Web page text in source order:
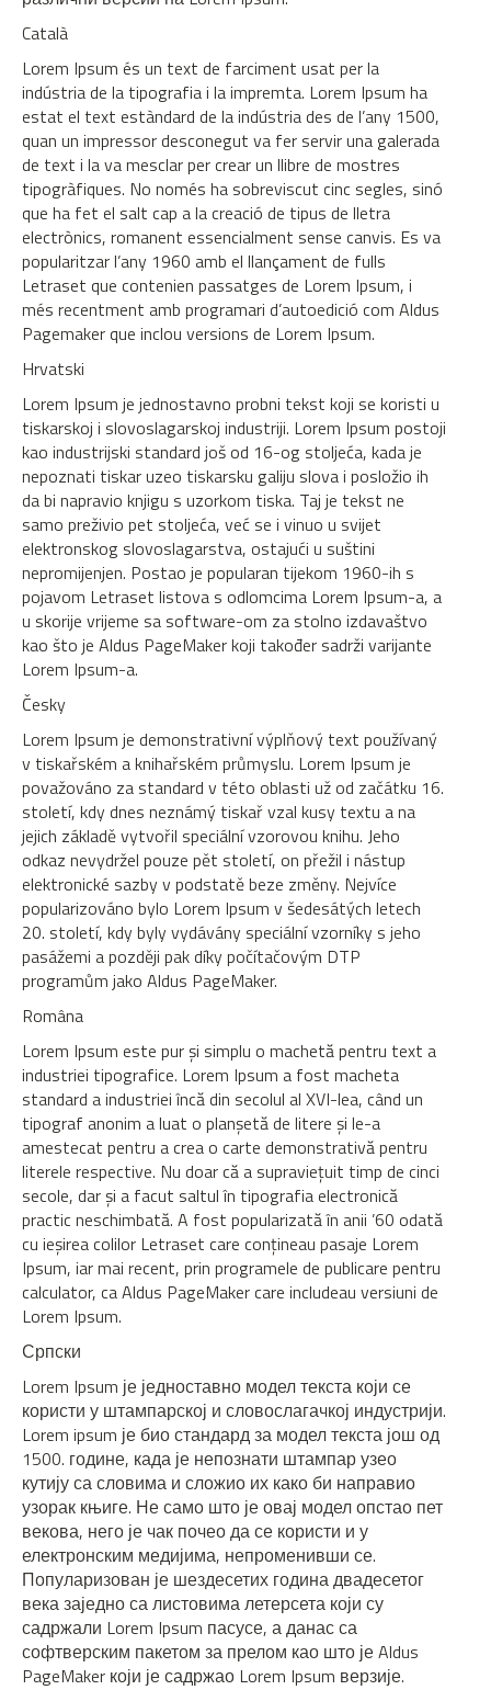
Català
Lorem Ipsum és un text de farciment usat per la
indústria de la tipografia i la impremta. Lorem Ipsum ha
estat el text estàndard de la indústria des de l’any 1500,
quan un impressor desconegut va fer servir una galerada
de text i la va mesclar per crear un llibre de mostres
tipogràfiques. No només ha sobreviscut cinc segles, sinó
que ha fet el salt cap a la creació de tipus de lletra
electrònics, romanent essencialment sense canvis. Es va
popularitzar l’any 1960 amb el llançament de fulls
Letraset que contenien passatges de Lorem Ipsum, i
més recentment amb programari d’autoedició com Aldus
Pagemaker que inclou versions de Lorem Ipsum.
Hrvatski
Lorem Ipsum je jednostavno probni tekst koji se koristi u
tiskarskoj i slovoslagarskoj industriji. Lorem Ipsum postoji
kao industrijski standard još od 16-og stoljeća, kada je
nepoznati tiskar uzeo tiskarsku galiju slova i posložio ih
da bi napravio knjigu s uzorkom tiska. Taj je tekst ne
samo preživio pet stoljeća, već se i vinuo u svijet
elektronskog slovoslagarstva, ostajući u suštini
nepromijenjen. Postao je popularan tijekom 1960-ih s
pojavom Letraset listova s odlomcima Lorem Ipsum-a, a
u skorije vrijeme sa software-om za stolno izdavaštvo
kao što je Aldus PageMaker koji također sadrži varijante
Lorem Ipsum-a.
Česky
Lorem Ipsum je demonstrativní výplňový text používaný
v tiskařském a knihařském průmyslu. Lorem Ipsum je
považováno za standard v této oblasti už od začátku 16.
století, kdy dnes neznámý tiskař vzal kusy textu a na
jejich základě vytvořil speciální vzorovou knihu. Jeho
odkaz nevydržel pouze pět století, on přežil i nástup
elektronické sazby v podstatě beze změny. Nejvíce
popularizováno bylo Lorem Ipsum v šedesátých letech
20. století, kdy byly vydávány speciální vzorníky s jeho
pasážemi a později pak díky počítačovým DTP
programům jako Aldus PageMaker.
Româna
Lorem Ipsum este pur şi simplu o machetă pentru text a
industriei tipografice. Lorem Ipsum a fost macheta
standard a industriei încă din secolul al XVI-lea, când un
tipograf anonim a luat o planşetă de litere şi le-a
amestecat pentru a crea o carte demonstrativă pentru
literele respective. Nu doar că a supravieţuit timp de cinci
secole, dar şi a facut saltul în tipografia electronică
practic neschimbată. A fost popularizată în anii ’60 odată
cu ieşirea colilor Letraset care conţineau pasaje Lorem
Ipsum, iar mai recent, prin programele de publicare pentru
calculator, ca Aldus PageMaker care includeau versiuni de
Lorem Ipsum.
Српски
Lorem Ipsum је једноставно модел текста који се
користи у штампарској и словослагачкој индустрији.
Lorem ipsum је био стандард за модел текста још од
1500. године, када је непознати штампар узео
кутију са словима и сложио их како би направио
узорак књиге. Не само што је овај модел опстао пет
векова, него је чак почео да се користи и у
електронским медијима, непроменивши се.
Популаризован је шездесетих година двадесетог
века заједно са листовима летерсета који су
садржали Lorem Ipsum пасусе, а данас са
софтверским пакетом за прелом као што је Aldus
PageMaker који је садржао Lorem Ipsum верзије.